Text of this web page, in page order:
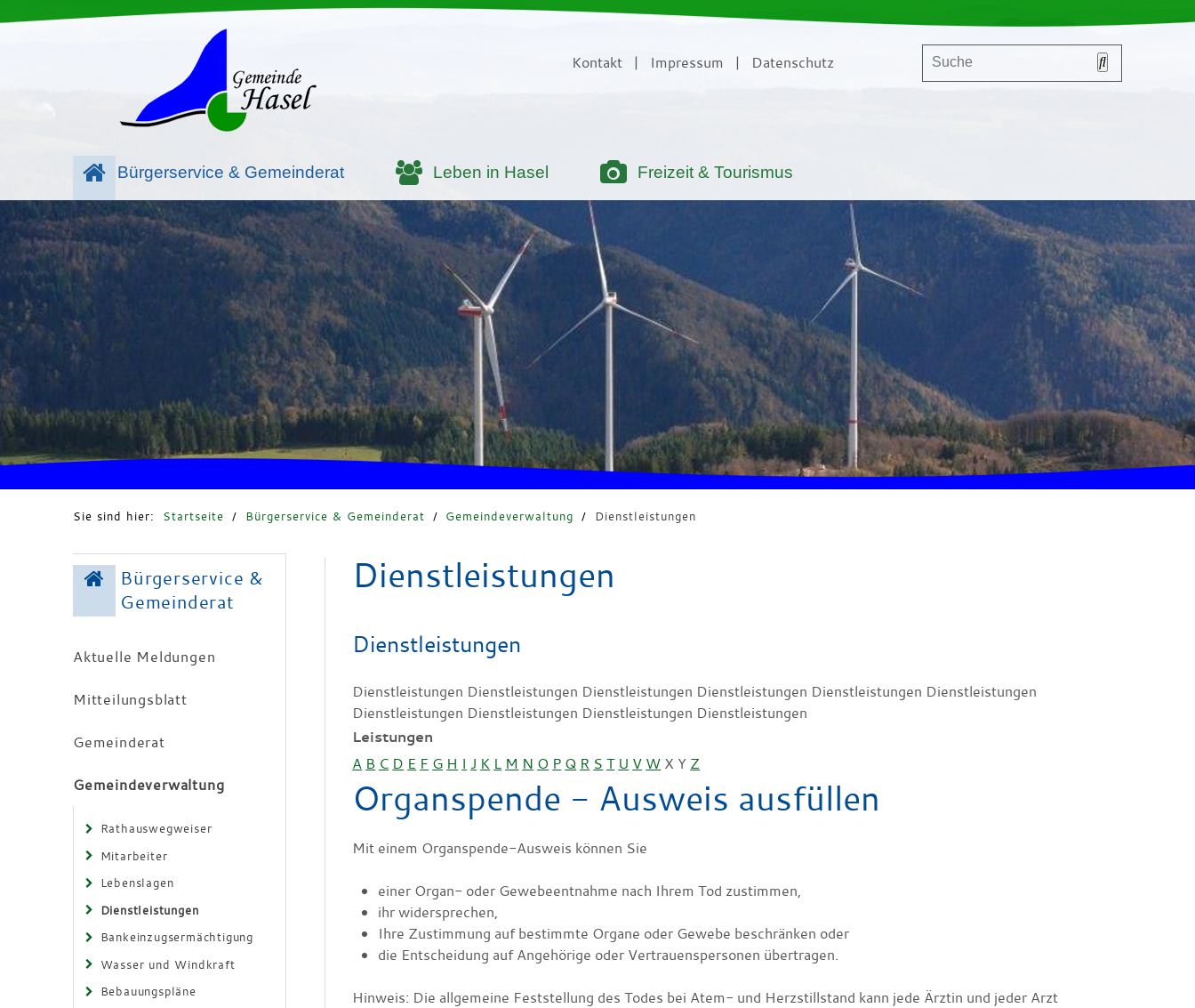
Kontakt | Impressum | Datenschutz
Bürgerservice & Gemeinderat Leben in Hasel Freizeit & Tourismus
Sie sind hier: Startseite / Bürgerservice & Gemeinderat / Gemeindeverwaltung / Dienstleistungen
Bürgerservice &
Gemeinderat
Aktuelle Meldungen
Mitteilungsblatt
Gemeinderat
Gemeindeverwaltung
Rathauswegweiser
Mitarbeiter
Lebenslagen
Dienstleistungen
Bankeinzugsermächtigung
Wasser und Windkraft
Bebauungspläne
Dienstleistungen
Dienstleistungen
Dienstleistungen Dienstleistungen Dienstleistungen Dienstleistungen Dienstleistungen Dienstleistungen
Dienstleistungen Dienstleistungen Dienstleistungen Dienstleistungen
Leistungen
A B C D E F G H I J K L M N O P Q R S T U V W X Y Z
Organspende - Ausweis ausfüllen
Mit einem Organspende-Ausweis können Sie
einer Organ- oder Gewebeentnahme nach Ihrem Tod zustimmen,
ihr widersprechen,
Ihre Zustimmung auf bestimmte Organe oder Gewebe beschränken oder
die Entscheidung auf Angehörige oder Vertrauenspersonen übertragen.
Hinweis: Die allgemeine Feststellung des Todes bei Atem- und Herzstillstand kann jede Ärztin und jeder Arzt